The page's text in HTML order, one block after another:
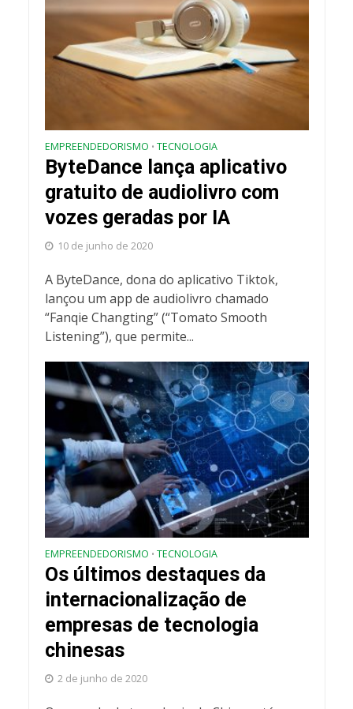
EMPREENDEDORISMO • TECNOLOGIA
ByteDance lança aplicativo
gratuito de audiolivro com
vozes geradas por IA
10 de junho de 2020
A ByteDance, dona do aplicativo Tiktok,
lançou um app de audiolivro chamado
“Fanqie Changting” (“Tomato Smooth
Listening”), que permite...
EMPREENDEDORISMO • TECNOLOGIA
Os últimos destaques da
internacionalização de
empresas de tecnologia
chinesas
2 de junho de 2020